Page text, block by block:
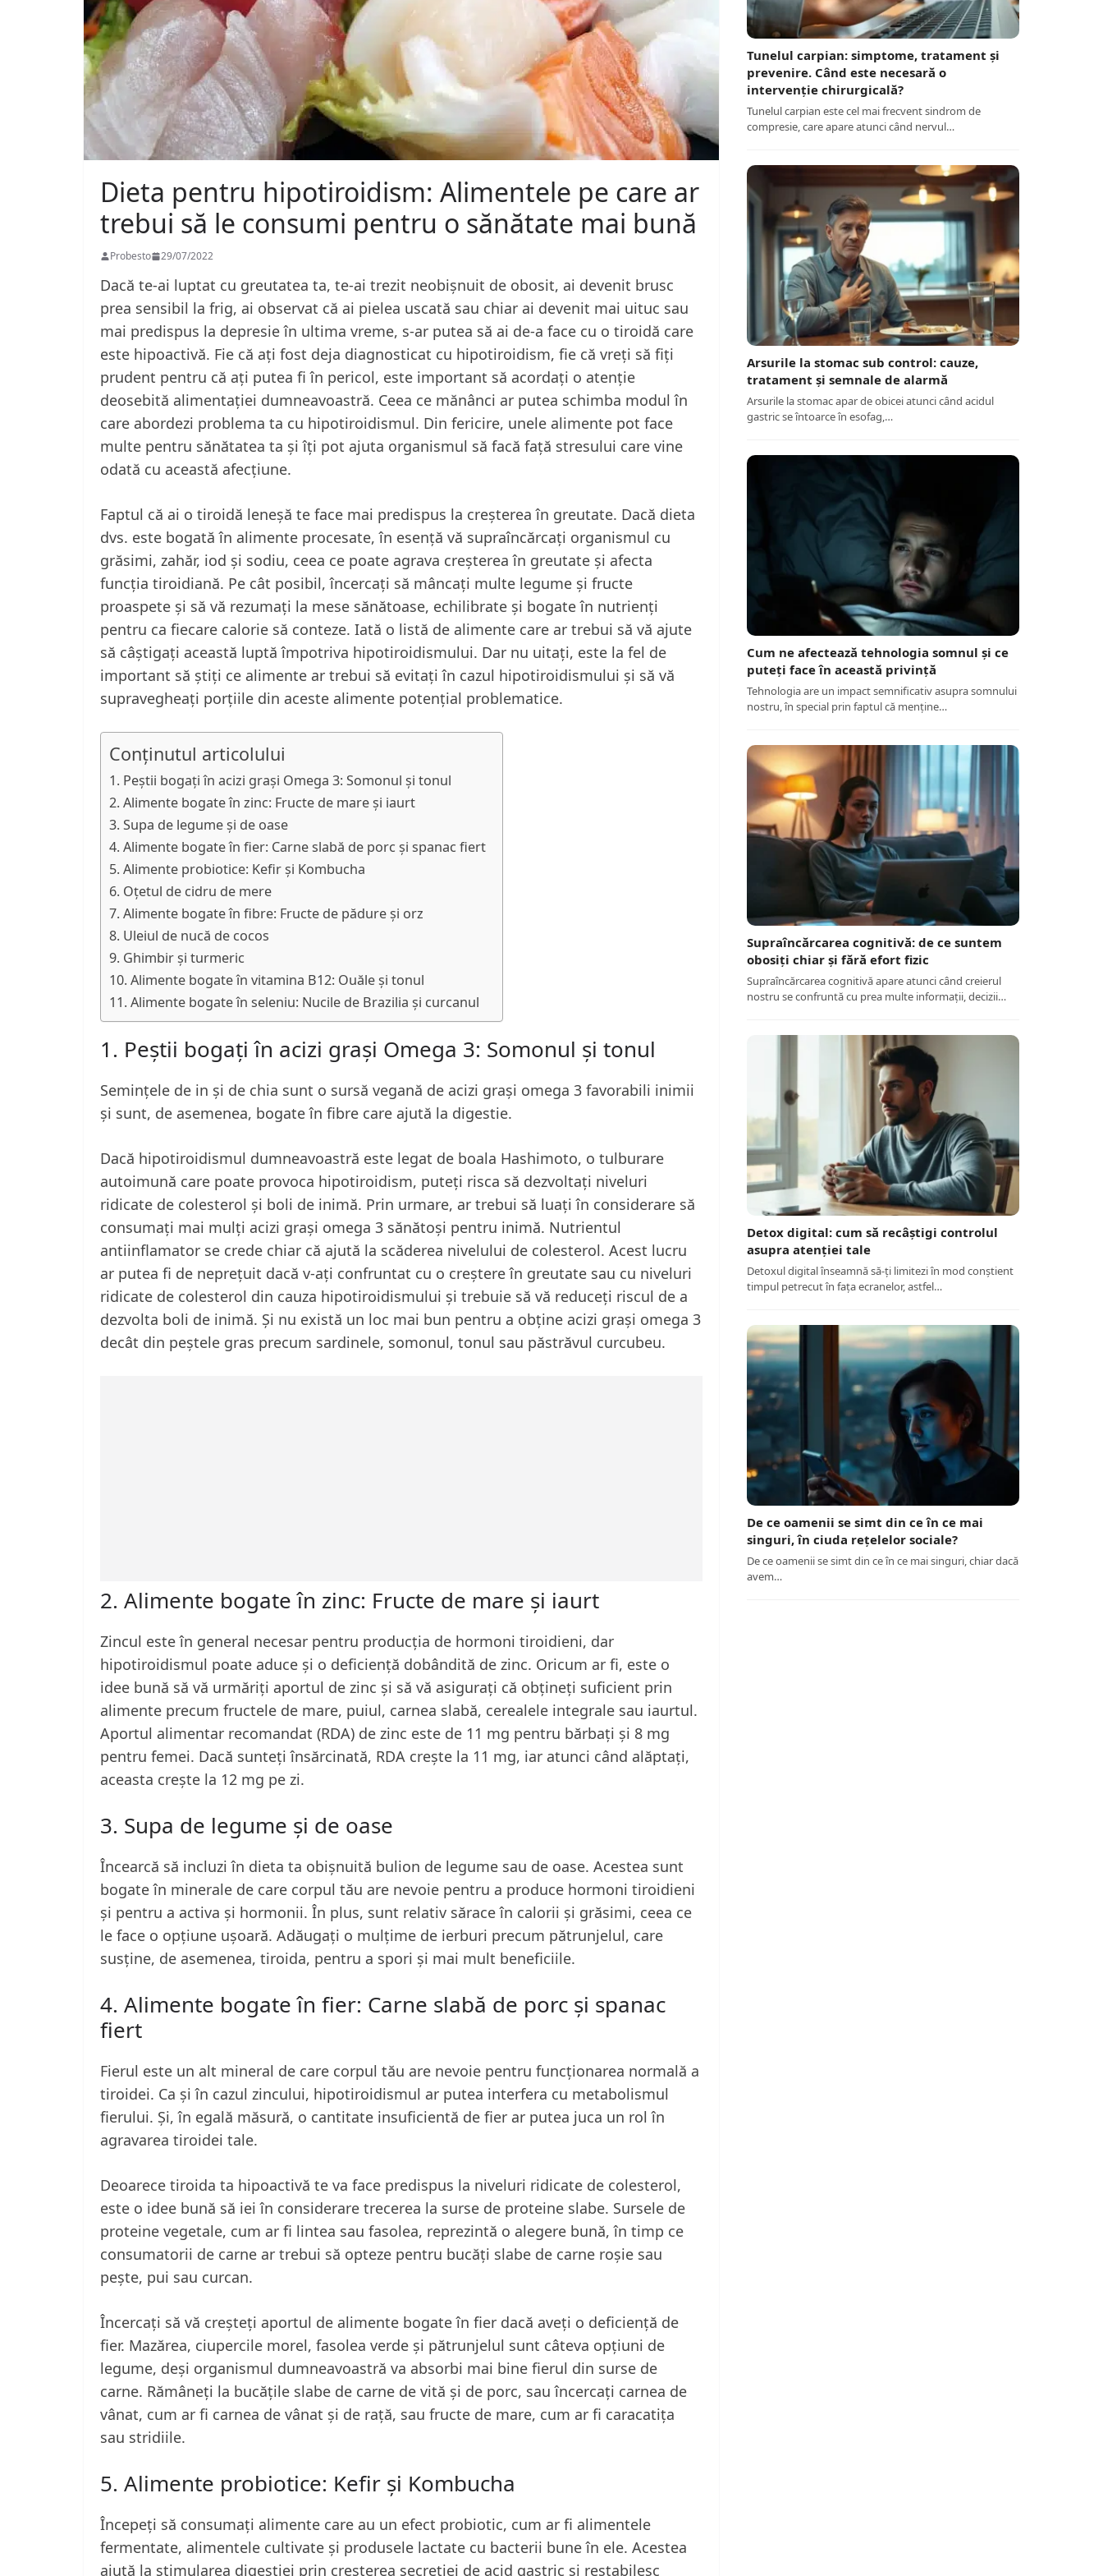
Dieta pentru hipotiroidism: Alimentele pe care ar
trebui să le consumi pentru o sănătate mai bună
Probesto 29/07/2022
Dacă te-ai luptat cu greutatea ta, te-ai trezit neobișnuit de obosit, ai devenit brusc
prea sensibil la frig, ai observat că ai pielea uscată sau chiar ai devenit mai uituc sau
mai predispus la depresie în ultima vreme, s-ar putea să ai de-a face cu o tiroidă care
este hipoactivă. Fie că ați fost deja diagnosticat cu hipotiroidism, fie că vreți să fiți
prudent pentru că ați putea fi în pericol, este important să acordați o atenție
deosebită alimentației dumneavoastră. Ceea ce mănânci ar putea schimba modul în
care abordezi problema ta cu hipotiroidismul. Din fericire, unele alimente pot face
multe pentru sănătatea ta și îți pot ajuta organismul să facă față stresului care vine
odată cu această afecțiune.
Faptul că ai o tiroidă leneșă te face mai predispus la creșterea în greutate. Dacă dieta
dvs. este bogată în alimente procesate, în esență vă supraîncărcați organismul cu
grăsimi, zahăr, iod și sodiu, ceea ce poate agrava creșterea în greutate și afecta
funcția tiroidiană. Pe cât posibil, încercați să mâncați multe legume și fructe
proaspete și să vă rezumați la mese sănătoase, echilibrate și bogate în nutrienți
pentru ca fiecare calorie să conteze. Iată o listă de alimente care ar trebui să vă ajute
să câștigați această luptă împotriva hipotiroidismului. Dar nu uitați, este la fel de
important să știți ce alimente ar trebui să evitați în cazul hipotiroidismului și să vă
supravegheați porțiile din aceste alimente potențial problematice.
Conținutul articolului
1. Peștii bogați în acizi grași Omega 3: Somonul și tonul
2. Alimente bogate în zinc: Fructe de mare și iaurt
3. Supa de legume și de oase
4. Alimente bogate în fier: Carne slabă de porc și spanac fiert
5. Alimente probiotice: Kefir și Kombucha
6. Oțetul de cidru de mere
7. Alimente bogate în fibre: Fructe de pădure și orz
8. Uleiul de nucă de cocos
9. Ghimbir și turmeric
10. Alimente bogate în vitamina B12: Ouăle și tonul
11. Alimente bogate în seleniu: Nucile de Brazilia și curcanul
1. Peștii bogați în acizi grași Omega 3: Somonul și tonul
Semințele de in și de chia sunt o sursă vegană de acizi grași omega 3 favorabili inimii
și sunt, de asemenea, bogate în fibre care ajută la digestie.
Dacă hipotiroidismul dumneavoastră este legat de boala Hashimoto, o tulburare
autoimună care poate provoca hipotiroidism, puteți risca să dezvoltați niveluri
ridicate de colesterol și boli de inimă. Prin urmare, ar trebui să luați în considerare să
consumați mai mulți acizi grași omega 3 sănătoși pentru inimă. Nutrientul
antiinflamator se crede chiar că ajută la scăderea nivelului de colesterol. Acest lucru
ar putea fi de neprețuit dacă v-ați confruntat cu o creștere în greutate sau cu niveluri
ridicate de colesterol din cauza hipotiroidismului și trebuie să vă reduceți riscul de a
dezvolta boli de inimă. Și nu există un loc mai bun pentru a obține acizi grași omega 3
decât din peștele gras precum sardinele, somonul, tonul sau păstrăvul curcubeu.
2. Alimente bogate în zinc: Fructe de mare și iaurt
Zincul este în general necesar pentru producția de hormoni tiroidieni, dar
hipotiroidismul poate aduce și o deficiență dobândită de zinc. Oricum ar fi, este o
idee bună să vă urmăriți aportul de zinc și să vă asigurați că obțineți suficient prin
alimente precum fructele de mare, puiul, carnea slabă, cerealele integrale sau iaurtul.
Aportul alimentar recomandat (RDA) de zinc este de 11 mg pentru bărbați și 8 mg
pentru femei. Dacă sunteți însărcinată, RDA crește la 11 mg, iar atunci când alăptați,
aceasta crește la 12 mg pe zi.
3. Supa de legume și de oase
Încearcă să incluzi în dieta ta obișnuită bulion de legume sau de oase. Acestea sunt
bogate în minerale de care corpul tău are nevoie pentru a produce hormoni tiroidieni
și pentru a activa și hormonii. În plus, sunt relativ sărace în calorii și grăsimi, ceea ce
le face o opțiune ușoară. Adăugați o mulțime de ierburi precum pătrunjelul, care
susține, de asemenea, tiroida, pentru a spori și mai mult beneficiile.
4. Alimente bogate în fier: Carne slabă de porc și spanac
fiert
Fierul este un alt mineral de care corpul tău are nevoie pentru funcționarea normală a
tiroidei. Ca și în cazul zincului, hipotiroidismul ar putea interfera cu metabolismul
fierului. Și, în egală măsură, o cantitate insuficientă de fier ar putea juca un rol în
agravarea tiroidei tale.
Deoarece tiroida ta hipoactivă te va face predispus la niveluri ridicate de colesterol,
este o idee bună să iei în considerare trecerea la surse de proteine slabe. Sursele de
proteine vegetale, cum ar fi lintea sau fasolea, reprezintă o alegere bună, în timp ce
consumatorii de carne ar trebui să opteze pentru bucăți slabe de carne roșie sau
pește, pui sau curcan.
Încercați să vă creșteți aportul de alimente bogate în fier dacă aveți o deficiență de
fier. Mazărea, ciupercile morel, fasolea verde și pătrunjelul sunt câteva opțiuni de
legume, deși organismul dumneavoastră va absorbi mai bine fierul din surse de
carne. Rămâneți la bucățile slabe de carne de vită și de porc, sau încercați carnea de
vânat, cum ar fi carnea de vânat și de rață, sau fructe de mare, cum ar fi caracatița
sau stridiile.
5. Alimente probiotice: Kefir și Kombucha
Începeți să consumați alimente care au un efect probiotic, cum ar fi alimentele
fermentate, alimentele cultivate și produsele lactate cu bacterii bune în ele. Acestea
ajută la stimularea digestiei prin creșterea secreției de acid gastric și restabilesc
Tunelul carpian: simptome, tratament și
prevenire. Când este necesară o
intervenție chirurgicală?
Tunelul carpian este cel mai frecvent sindrom de
compresie, care apare atunci când nervul…
Arsurile la stomac sub control: cauze,
tratament și semnale de alarmă
Arsurile la stomac apar de obicei atunci când acidul
gastric se întoarce în esofag,…
Cum ne afectează tehnologia somnul și ce
puteți face în această privință
Tehnologia are un impact semnificativ asupra somnului
nostru, în special prin faptul că menține…
Supraîncărcarea cognitivă: de ce suntem
obosiți chiar și fără efort fizic
Supraîncărcarea cognitivă apare atunci când creierul
nostru se confruntă cu prea multe informații, decizii…
Detox digital: cum să recâștigi controlul
asupra atenției tale
Detoxul digital înseamnă să-ți limitezi în mod conștient
timpul petrecut în fața ecranelor, astfel…
De ce oamenii se simt din ce în ce mai
singuri, în ciuda rețelelor sociale?
De ce oamenii se simt din ce în ce mai singuri, chiar dacă
avem…